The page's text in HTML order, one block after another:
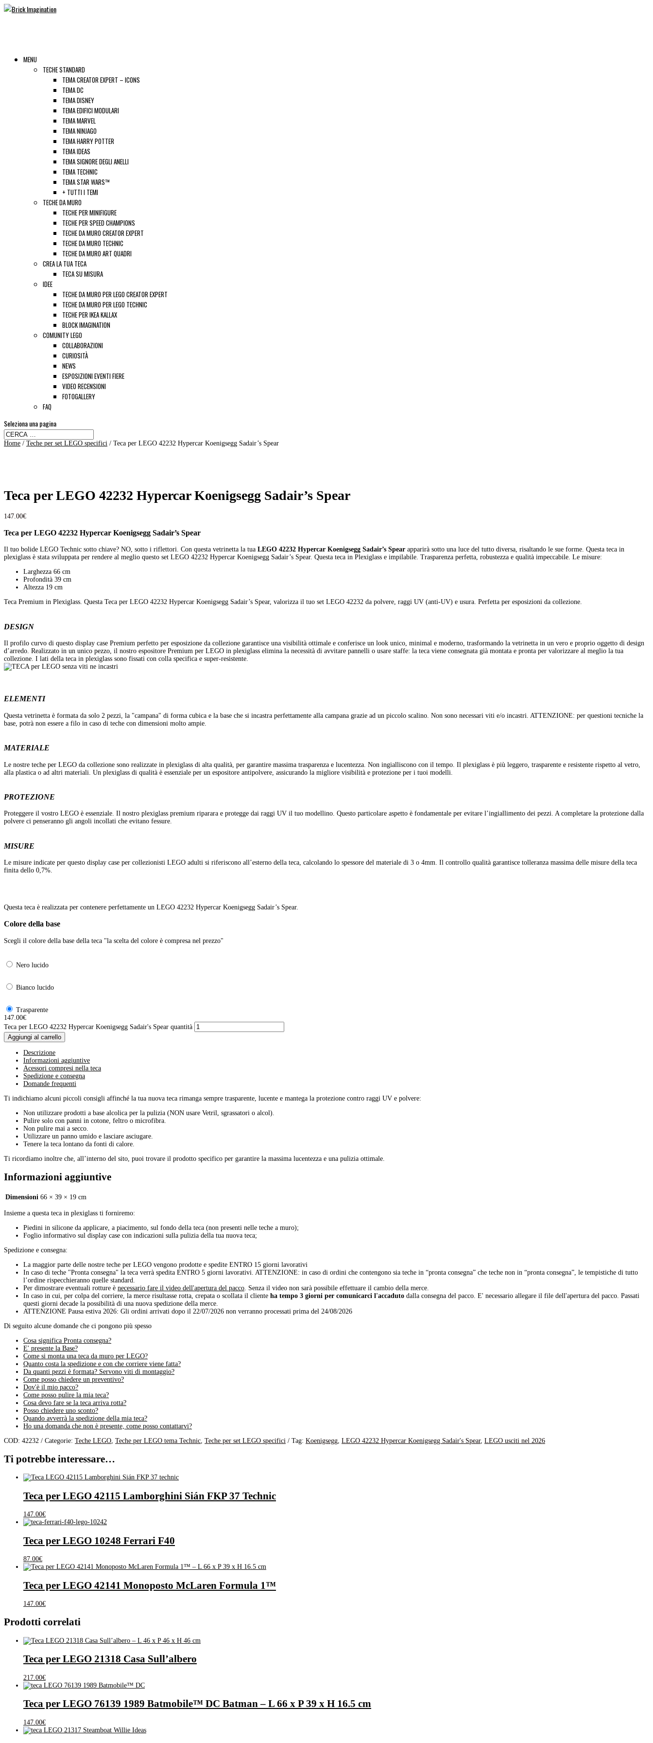
MENU
TECHE STANDARD
TEMA CREATOR EXPERT – ICONS
TEMA DC
TEMA DISNEY
TEMA EDIFICI MODULARI
TEMA MARVEL
TEMA NINJAGO
TEMA HARRY POTTER
TEMA IDEAS
TEMA SIGNORE DEGLI ANELLI
TEMA TECHNIC
TEMA STAR WARS™
+ TUTTI I TEMI
TECHE DA MURO
TECHE PER MINIFIGURE
TECHE PER SPEED CHAMPIONS
TECHE DA MURO CREATOR EXPERT
TECHE DA MURO TECHNIC
TECHE DA MURO ART QUADRI
CREA LA TUA TECA
TECA SU MISURA
IDEE
TECHE DA MURO PER LEGO CREATOR EXPERT
TECHE DA MURO PER LEGO TECHNIC
TECHE PER IKEA KALLAX
BLOCK IMAGINATION
COMUNITY LEGO
COLLABORAZIONI
CURIOSITÀ
NEWS
ESPOSIZIONI EVENTI FIERE
VIDEO RECENSIONI
FOTOGALLERY
FAQ
Seleziona una pagina
Home / Teche per set LEGO specifici / Teca per LEGO 42232 Hypercar Koenigsegg Sadair’s Spear
Teca per LEGO 42232 Hypercar Koenigsegg Sadair’s Spear
147.00€
Teca per LEGO 42232 Hypercar Koenigsegg Sadair’s Spear
Il tuo bolide LEGO Technic sotto chiave? NO, sotto i riflettori. Con questa vetrinetta la tua LEGO 42232 Hypercar Koenigsegg Sadair’s Spear apparirà sotto una luce del tutto diversa, risaltando le sue forme. Questa teca in
plexiglass è stata sviluppata per rendere al meglio questo set LEGO 42232 Hypercar Koenigsegg Sadair’s Spear. Questa teca in Plexiglass e impilabile. Trasparenza perfetta, robustezza e qualità impeccabile. Le misure:
Larghezza 66 cm
Profondità 39 cm
Altezza 19 cm
Teca Premium in Plexiglass. Questa Teca per LEGO 42232 Hypercar Koenigsegg Sadair’s Spear, valorizza il tuo set LEGO 42232 da polvere, raggi UV (anti-UV) e usura. Perfetta per esposizioni da collezione.
DESIGN
Il profilo curvo di questo display case Premium perfetto per esposizione da collezione garantisce una visibilità ottimale e conferisce un look unico, minimal e moderno, trasformando la vetrinetta in un vero e proprio oggetto di design
d’arredo. Realizzato in un unico pezzo, il nostro espositore Premium per LEGO in plexiglass elimina la necessità di avvitare pannelli o usare staffe: la teca viene consegnata già montata e pronta per valorizzare al meglio la tua
collezione. I lati della teca in plexiglass sono fissati con colla specifica e super-resistente.
ELEMENTI
Questa vetrinetta è formata da solo 2 pezzi, la "campana" di forma cubica e la base che si incastra perfettamente alla campana grazie ad un piccolo scalino. Non sono necessari viti e/o incastri. ATTENZIONE: per questioni tecniche la
base, potrà non essere a filo in caso di teche con dimensioni molto ampie.
MATERIALE
Le nostre teche per LEGO da collezione sono realizzate in plexiglass di alta qualità, per garantire massima trasparenza e lucentezza. Non ingialliscono con il tempo. Il plexiglass è più leggero, trasparente e resistente rispetto al vetro,
alla plastica o ad altri materiali. Un plexiglass di qualità è essenziale per un espositore antipolvere, assicurando la migliore visibilità e protezione per i tuoi modelli.
PROTEZIONE
Proteggere il vostro LEGO è essenziale. Il nostro plexiglass premium riparara e protegge dai raggi UV il tuo modellino. Questo particolare aspetto è fondamentale per evitare l’ingiallimento dei pezzi. A completare la protezione dalla
polvere ci penseranno gli angoli incollati che evitano fessure.
MISURE
Le misure indicate per questo display case per collezionisti LEGO adulti si riferiscono all’esterno della teca, calcolando lo spessore del materiale di 3 o 4mm. Il controllo qualità garantisce tolleranza massima delle misure della teca
finita dello 0,7%.
Questa teca è realizzata per contenere perfettamente un LEGO 42232 Hypercar Koenigsegg Sadair’s Spear.
Colore della base
Scegli il colore della base della teca "la scelta del colore è compresa nel prezzo"
Nero lucido
Bianco lucido
Trasparente
147.00€
Teca per LEGO 42232 Hypercar Koenigsegg Sadair's Spear quantità
Aggiungi al carrello
Descrizione
Informazioni aggiuntive
Acessori compresi nella teca
Spedizione e consegna
Domande frequenti
Ti indichiamo alcuni piccoli consigli affinché la tua nuova teca rimanga sempre trasparente, lucente e mantega la protezione contro raggi UV e polvere:
Non utilizzare prodotti a base alcolica per la pulizia (NON usare Vetril, sgrassatori o alcol).
Pulire solo con panni in cotone, feltro o microfibra.
Non pulire mai a secco.
Utilizzare un panno umido e lasciare asciugare.
Tenere la teca lontano da fonti di calore.
Ti ricordiamo inoltre che, all’interno del sito, puoi trovare il prodotto specifico per garantire la massima lucentezza e una pulizia ottimale.
Informazioni aggiuntive
Dimensioni 66 × 39 × 19 cm
Insieme a questa teca in plexiglass ti forniremo:
Piedini in silicone da applicare, a piacimento, sul fondo della teca (non presenti nelle teche a muro);
Foglio informativo sul display case con indicazioni sulla pulizia della tua nuova teca;
Spedizione e consegna:
La maggior parte delle nostre teche per LEGO vengono prodotte e spedite ENTRO 15 giorni lavorativi
In caso di teche "Pronta consegna" la teca verrà spedita ENTRO 5 giorni lavorativi. ATTENZIONE: in caso di ordini che contengono sia teche in “pronta consegna” che teche non in “pronta consegna”, le tempistiche di tutto
l’ordine rispecchieranno quelle standard.
Per dimostrare eventuali rotture è necessario fare il video dell'apertura del pacco . Senza il video non sarà possibile effettuare il cambio della merce.
In caso in cui, per colpa del corriere, la merce risultasse rotta, crepata o scollata il cliente ha tempo 3 giorni per comunicarci l'accaduto dalla consegna del pacco. E' necessario allegare il file dell'apertura del pacco. Passati
questi giorni decade la possibilità di una nuova spedizione della merce.
ATTENZIONE Pausa estiva 2026: Gli ordini arrivati dopo il 22/07/2026 non verranno processati prima del 24/08/2026
Di seguito alcune domande che ci pongono più spesso
Cosa significa Pronta consegna?
E' presente la Base?
Come si monta una teca da muro per LEGO?
Quanto costa la spedizione e con che corriere viene fatta?
Da quanti pezzi è formata? Servono viti di montaggio?
Come posso chiedere un preventivo?
Dov'è il mio pacco?
Come posso pulire la mia teca?
Cosa devo fare se la teca arriva rotta?
Posso chiedere uno sconto?
Quando avverrà la spedizione della mia teca?
Ho una domanda che non è presente, come posso contattarvi?
COD: 42232 Categorie: Teche LEGO Teche per LEGO tema Technic Teche per set LEGO specifici Tag: Koenigsegg LEGO 42232 Hypercar Koenigsegg Sadair's Spear, LEGO usciti nel 2026
Ti potrebbe interessare…
Teca per LEGO 42115 Lamborghini Sián FKP 37 Technic
147.00€
Teca per LEGO 10248 Ferrari F40
87.00€
Teca per LEGO 42141 Monoposto McLaren Formula 1™
147.00€
Prodotti correlati
Teca per LEGO 21318 Casa Sull’albero
217.00€
Teca per LEGO 76139 1989 Batmobile™ DC Batman – L 66 x P 39 x H 16.5 cm
147.00€